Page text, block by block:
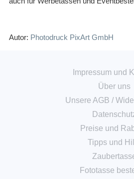
Autor: Photodruck PixArt GmbH
Impressum und
Über uns
Unsere AGB /
Preise und
Tipps und
Fototasse